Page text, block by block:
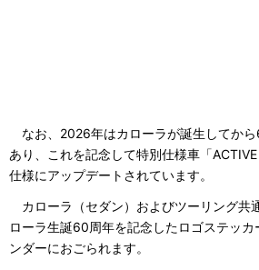
なお、2026年はカローラが誕生してか
あり、これを記念して特別仕様車「
仕様にアップデートされています。
カローラ（セダン）およびツーリング共
ローラ生誕60周年を記念したロゴステッカ
ンダーにおごられます。